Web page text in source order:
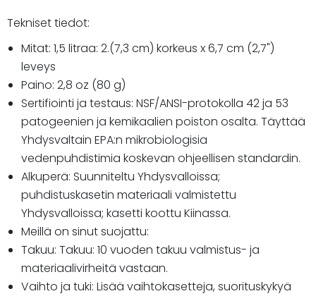
Tekniset tiedot:
Mitat: 1,5 litraa: 2.(7,3 cm) korkeus x 6,7 cm (2,7")
leveys
Paino: 2,8 oz (80 g)
Sertifiointi ja testaus: NSF/ANSI-protokolla 42 ja 53
patogeenien ja kemikaalien poiston osalta. Täyttää
Yhdysvaltain EPA:n mikrobiologisia
vedenpuhdistimia koskevan ohjeellisen standardin.
Alkuperä: Suunniteltu Yhdysvalloissa;
puhdistuskasetin materiaali valmistettu
Yhdysvalloissa; kasetti koottu Kiinassa.
Meillä on sinut suojattu:
Takuu: Takuu: 10 vuoden takuu valmistus- ja
materiaalivirheitä vastaan.
Vaihto ja tuki: Lisää vaihtokasetteja, suorituskykyä